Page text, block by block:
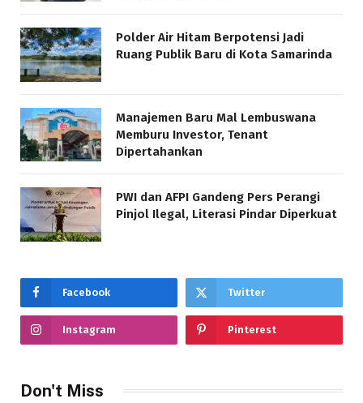
Polder Air Hitam Berpotensi Jadi
Ruang Publik Baru di Kota Samarinda
Manajemen Baru Mal Lembuswana
Memburu Investor, Tenant
Dipertahankan
PWI dan AFPI Gandeng Pers Perangi
Pinjol Ilegal, Literasi Pindar Diperkuat
Facebook Twitter
Instagram Pinterest
Don't Miss